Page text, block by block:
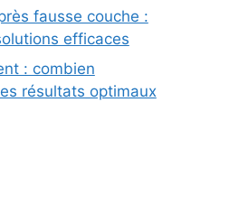
fausse couche :
efficaces
: combien
résultats optimaux